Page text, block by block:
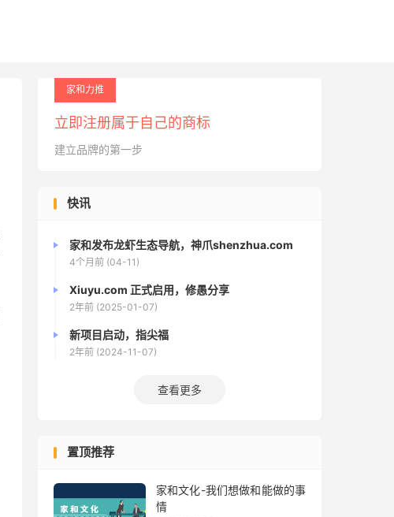
家和力推
立即注册属于自己的商标
建立品牌的第一步
快讯
家和发布龙虾生态导航，神爪shenzhua.com
4个月前 (04-11)
Xiuyu.com 正式启用，修愚分享
2年前 (2025-01-07)
新项目启动，指尖福
2年前 (2024-11-07)
查看更多
置顶推荐
家和文化-我们想做和能做的事
情